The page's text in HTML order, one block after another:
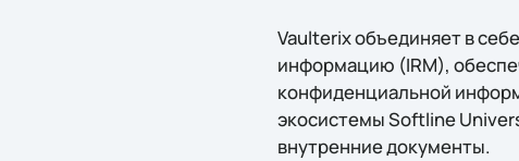
Vaulterix объединяет в
информацию (IRM),
конфиденциальной
экосистемы Softline
внутренние документы.